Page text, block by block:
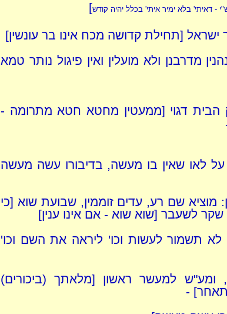
- דאיתי' בלא ימיר איתי' בכלל יהיה קודש]
ישראל [תחילת קדושה מכח אינו בר עונשין]
מדרבנן ולא מועלין ואין פיגול נותר טמא
הבית דגוי [ממעטין מחטא חטא מתרומה -
על לאו שאין בו מעשה, בדיבורו עשה מעשה
מוציא שם רע, עדים זוממין, שבועת שוא [כי
לשעבר [שוא שוא - אם אינו ענין]
תשמור לעשות וכו' ליראה את השם וכו'
ומע"ש למעשר ראשון [מלאתך (ביכורים)
-